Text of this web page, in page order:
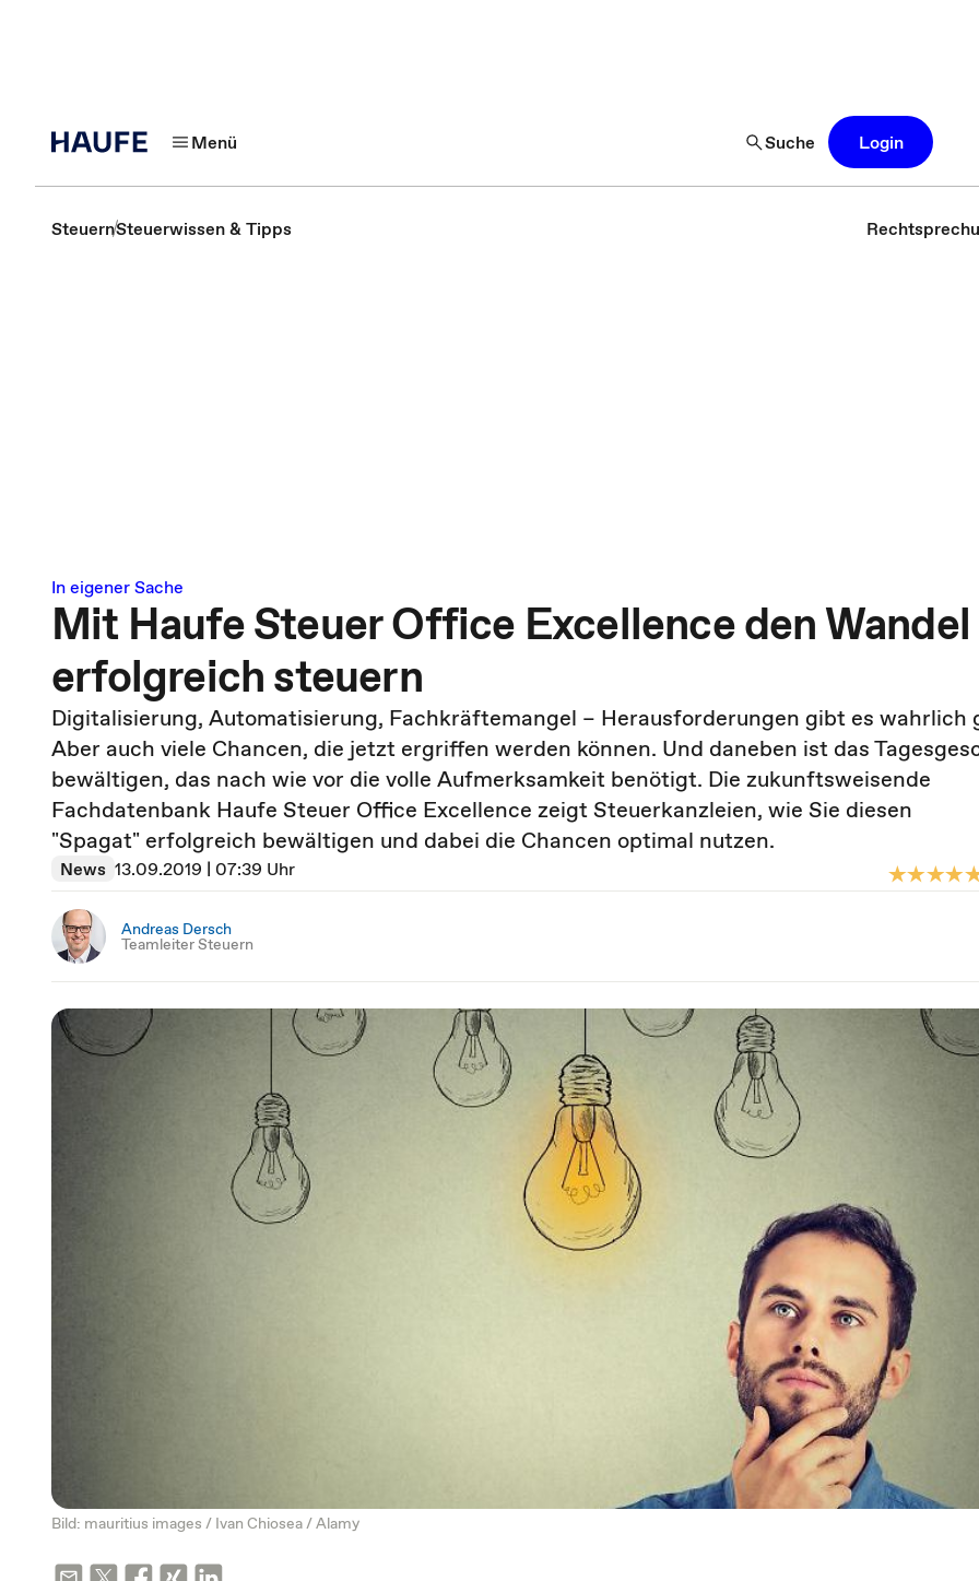
Menü Suche Login
SteuernSteuerwissen & Tipps
In eigener Sache
Mit Haufe Steuer Office Excellence den Wandel
erfolgreich steuern
Digitalisierung, Automatisierung, Fachkräftemangel – Herausforderungen gibt es wahrlich
Aber auch viele Chancen, die jetzt ergriffen werden können. Und daneben ist das
bewältigen, das nach wie vor die volle Aufmerksamkeit benötigt. Die zukunftsweisende
Fachdatenbank Haufe Steuer Office Excellence zeigt Steuerkanzleien, wie Sie diesen
"Spagat" erfolgreich bewältigen und dabei die Chancen optimal nutzen.
News 13.09.2019 | 07:39 Uhr
Andreas Dersch
Teamleiter Steuern
Bild: mauritius images / Ivan Chiosea / Alamy